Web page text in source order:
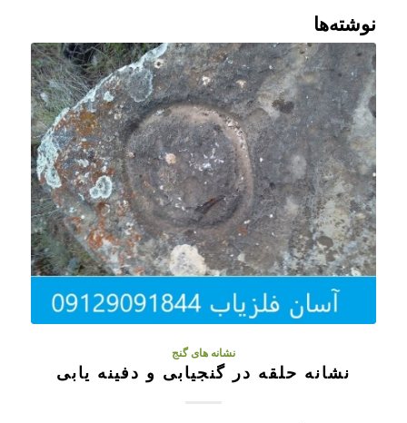
نوشته‌ها
نشانه های گنج
نشانه حلقه در گنجیابی و دفینه یابی